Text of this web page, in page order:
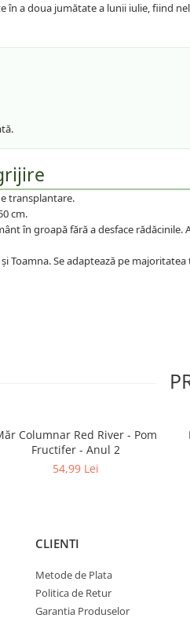
în a doua jumătate a lunii iulie, fiind
transplantare.
cm.
în groapă fără a desface rădăcinile.
Toamna. Se adaptează pe
Columnar Red River - Pom
Fructifer - Anul 2
54,99 Lei
CLIENTI
Metode de Plata
Politica de Retur
Garantia Produselor